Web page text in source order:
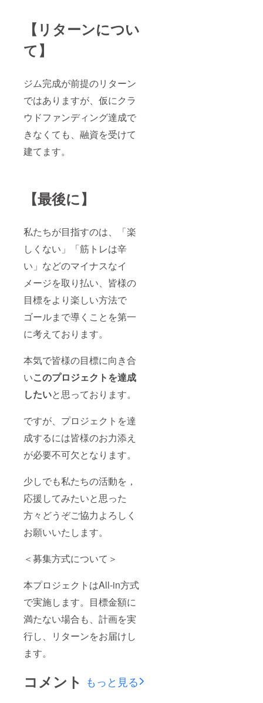
【リターンについ
て】
ジム完成が前提のリターン
ではありますが、仮にクラ
ウドファンディング達成で
きなくても、融資を受けて
建てます。
【最後に】
私たちが目指すのは、「楽
しくない」「筋トレは辛
い」などのマイナスなイ
メージを取り払い、皆様の
目標をより楽しい方法で
ゴールまで導くことを第一
に考えております。
本気で皆様の目標に向き合
いこのプロジェクトを達成
したいと思っております。
ですが、プロジェクトを達
成するには皆様のお力添え
が必要不可欠となります。
少しでも私たちの活動を，
応援してみたいと思った
方々どうぞご協力よろしく
お願いいたします。
＜募集方式について＞
本プロジェクトはAll-in方式
で実施します。目標金額に
満たない場合も、計画を実
行し、リターンをお届けし
ます。
コメント もっと見る